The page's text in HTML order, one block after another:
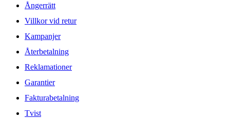
Ångerrätt
Villkor vid retur
Kampanjer
Återbetalning
Reklamationer
Garantier
Fakturabetalning
Tvist